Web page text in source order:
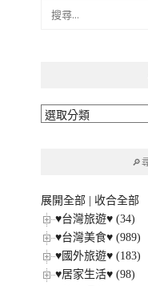
🔎
🔎
展開全部
收合全部
♥台灣旅遊♥ (34)
♥台灣美食♥ (989)
♥國外旅遊♥ (183)
♥居家生活♥ (98)